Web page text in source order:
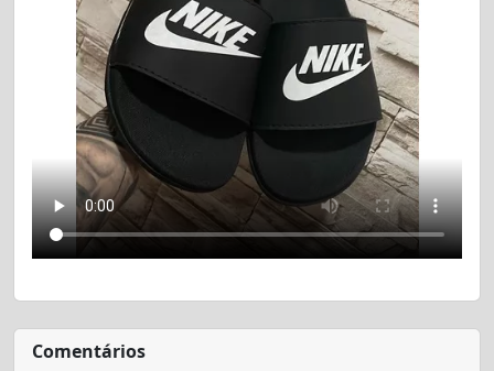
Comentários